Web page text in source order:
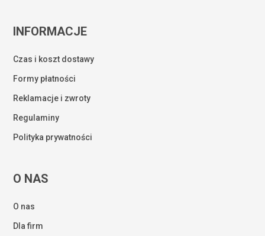
INFORMACJE
Czas i koszt dostawy
Formy płatności
Reklamacje i zwroty
Regulaminy
Polityka prywatności
O NAS
O nas
Dla firm